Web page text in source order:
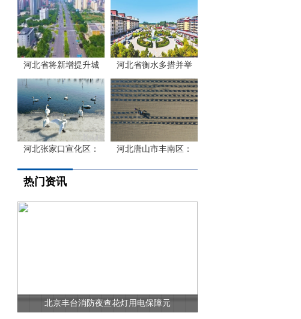
河北省将新增提升城 河北省衡水多措并举
河北张家口宣化区： 河北唐山市丰南区：
热门资讯
北京丰台消防夜查花灯用电保障元